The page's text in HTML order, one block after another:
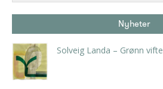
Nyheter
Solveig Landa – Grønn vifte